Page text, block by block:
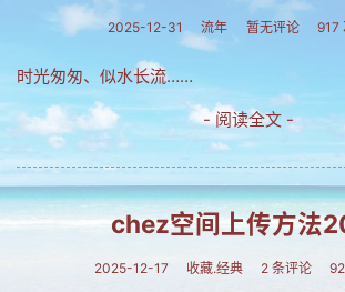
yaner online
流年
五笔难啊
流行.时代.天下
网络新事物
2025-12-31 流年 暂无评论 917
时光匆匆、似水长流……
- 阅读全文 -
chez空间上传方法
2025-12-17 收藏.经典 2 条评论